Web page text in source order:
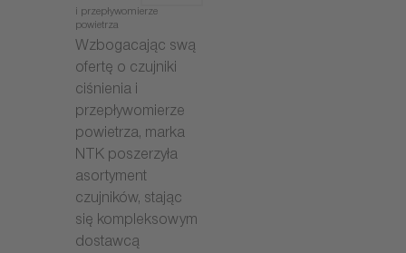
i przepływomierze
powietrza
Wzbogacając swą
ofertę o czujniki
ciśnienia i
przepływomierze
powietrza, marka
NTK poszerzyła
asortyment
czujników, stając
się kompleksowym
dostawcą